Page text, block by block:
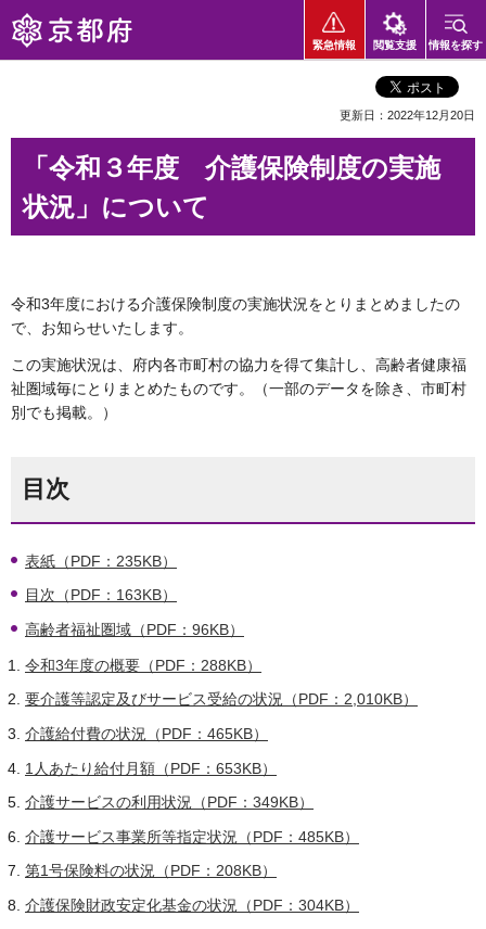
京都府
緊急情報 閲覧支援 情報を探す
更新日：2022年12月20日
「令和３年度 介護保険制度の実施
状況」について
令和3年度における介護保険制度の実施状況をとりまとめましたの
で、お知らせいたします。
この実施状況は、府内各市町村の協力を得て集計し、高齢者健康福
祉圏域毎にとりまとめたものです。（一部のデータを除き、市町村
別でも掲載。）
目次
表紙（PDF：235KB）
目次（PDF：163KB）
高齢者福祉圏域（PDF：96KB）
令和3年度の概要（PDF：288KB）
要介護等認定及びサービス受給の状況（PDF：2,010KB）
介護給付費の状況（PDF：465KB）
1人あたり給付月額（PDF：653KB）
介護サービスの利用状況（PDF：349KB）
介護サービス事業所等指定状況（PDF：485KB）
第1号保険料の状況（PDF：208KB）
介護保険財政安定化基金の状況（PDF：304KB）